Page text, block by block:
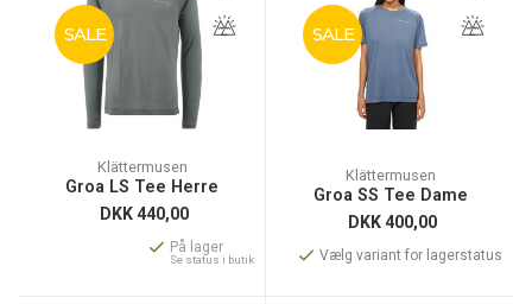
SALE
Klättermusen
Groa LS Tee Herre
DKK440,00
På lager
Se status i butik
SALE
Klättermusen
Groa SS Tee Dame
DKK400,00
Vælg variant for lagerstatus